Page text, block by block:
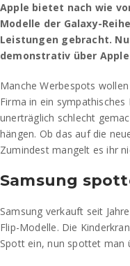
Apple bietet nach wie
Modelle der Galaxy-
Leistungen gebracht.
demonstrativ über
Manche Werbespots
Firma in ein
unerträglich schlecht
hängen. Ob das auf die
Zumindest mangelt es ihr
Samsung
Samsung verkauft seit
Flip-Modelle. Die
Spott ein, nun spottet man